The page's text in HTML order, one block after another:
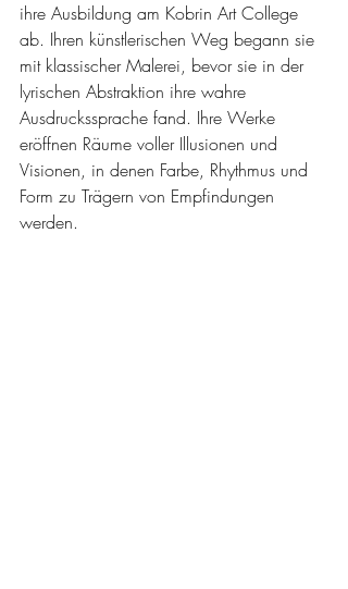
ihre Ausbildung am Kobrin Art College
ab. Ihren künstlerischen Weg begann sie
mit klassischer Malerei, bevor sie in der
lyrischen Abstraktion ihre wahre
Ausdruckssprache fand. Ihre Werke
eröffnen Räume voller Illusionen und
Visionen, in denen Farbe, Rhythmus und
Form zu Trägern von Empfindungen
werden.